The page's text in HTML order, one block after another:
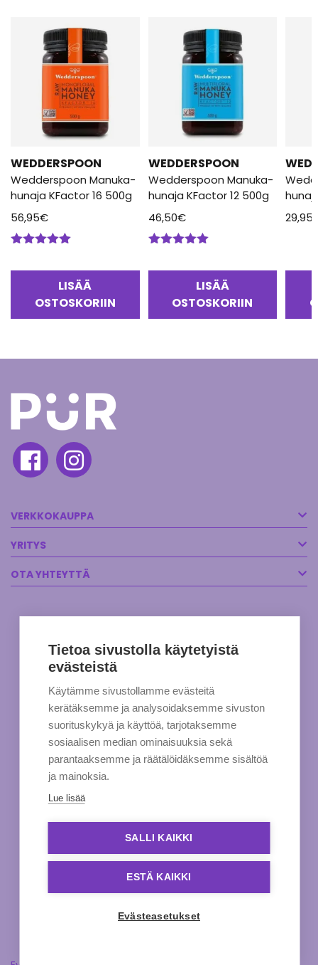
WEDDERSPOON
Wedderspoon Manuka-
hunaja KFactor 16 500g
56,95€
LISÄÄ
OSTOSKORIIN
WEDDERSPOON
Wedderspoon Manuka-
hunaja KFactor 12 500g
46,50€
LISÄÄ
OSTOSKORIIN
29,95
VERKKOKAUPPA
YRITYS
OTA YHTEYTTÄ
Tietoa sivustolla käytetyistä
evästeistä
Käytämme sivustollamme evästeitä
kerätäksemme ja analysoidaksemme sivuston
suorituskykyä ja käyttöä, tarjotaksemme
sosiaalisen median ominaisuuksia sekä
parantaaksemme ja räätälöidäksemme sisältöä
ja mainoksia.
Lue lisää
SALLI KAIKKI
ESTÄ KAIKKI
Evästeasetukset